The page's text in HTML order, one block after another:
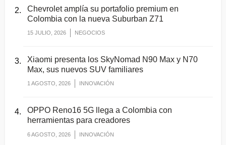
Chevrolet amplía su portafolio premium en
Colombia con la nueva Suburban Z71
15 JULIO, 2026 NEGOCIOS
Xiaomi presenta los SkyNomad N90 Max y N70
Max, sus nuevos SUV familiares
1 AGOSTO, 2026 INNOVACIÓN
OPPO Reno16 5G llega a Colombia con
herramientas para creadores
6 AGOSTO, 2026 INNOVACIÓN